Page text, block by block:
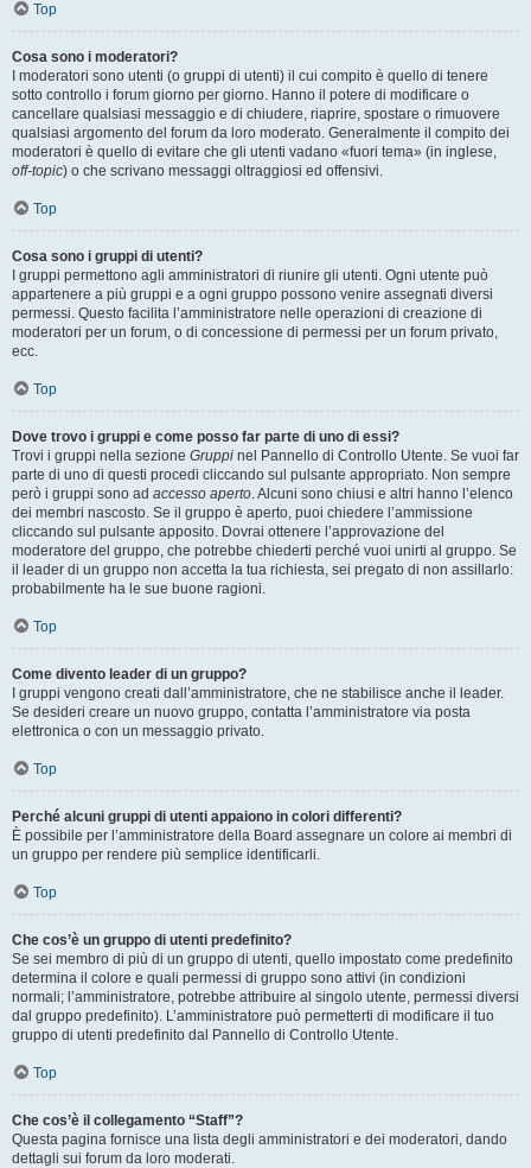
Top
Cosa sono i moderatori?
I moderatori sono utenti (o gruppi di utenti) il cui compito è quello di tenere
sotto controllo i forum giorno per giorno. Hanno il potere di modificare o
cancellare qualsiasi messaggio e di chiudere, riaprire, spostare o rimuovere
qualsiasi argomento del forum da loro moderato. Generalmente il compito dei
moderatori è quello di evitare che gli utenti vadano «fuori tema» (in inglese,
off-topic) o che scrivano messaggi oltraggiosi ed offensivi.
Top
Cosa sono i gruppi di utenti?
I gruppi permettono agli amministratori di riunire gli utenti. Ogni utente può
appartenere a più gruppi e a ogni gruppo possono venire assegnati diversi
permessi. Questo facilita l’amministratore nelle operazioni di creazione di
moderatori per un forum, o di concessione di permessi per un forum privato,
ecc.
Top
Dove trovo i gruppi e come posso far parte di uno di essi?
Trovi i gruppi nella sezione Gruppi nel Pannello di Controllo Utente. Se vuoi far
parte di uno di questi procedi cliccando sul pulsante appropriato. Non sempre
però i gruppi sono ad accesso aperto. Alcuni sono chiusi e altri hanno l’elenco
dei membri nascosto. Se il gruppo è aperto, puoi chiedere l’ammissione
cliccando sul pulsante apposito. Dovrai ottenere l’approvazione del
moderatore del gruppo, che potrebbe chiederti perché vuoi unirti al gruppo. Se
il leader di un gruppo non accetta la tua richiesta, sei pregato di non assillarlo:
probabilmente ha le sue buone ragioni.
Top
Come divento leader di un gruppo?
I gruppi vengono creati dall’amministratore, che ne stabilisce anche il leader.
Se desideri creare un nuovo gruppo, contatta l’amministratore via posta
elettronica o con un messaggio privato.
Top
Perché alcuni gruppi di utenti appaiono in colori differenti?
È possibile per l’amministratore della Board assegnare un colore ai membri di
un gruppo per rendere più semplice identificarli.
Top
Che cos’è un gruppo di utenti predefinito?
Se sei membro di più di un gruppo di utenti, quello impostato come predefinito
determina il colore e quali permessi di gruppo sono attivi (in condizioni
normali; l’amministratore, potrebbe attribuire al singolo utente, permessi diversi
dal gruppo predefinito). L’amministratore può permetterti di modificare il tuo
gruppo di utenti predefinito dal Pannello di Controllo Utente.
Top
Che cos’è il collegamento “Staff”?
Questa pagina fornisce una lista degli amministratori e dei moderatori, dando
dettagli sui forum da loro moderati.